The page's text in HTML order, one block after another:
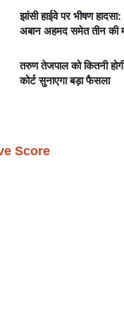
झांसी हाईवे पर भीषण
अबान अहमद समेत तीन की
तरुण तेजपाल को कितनी
कोर्ट सुनाएगा बड़ा फैसला
Score